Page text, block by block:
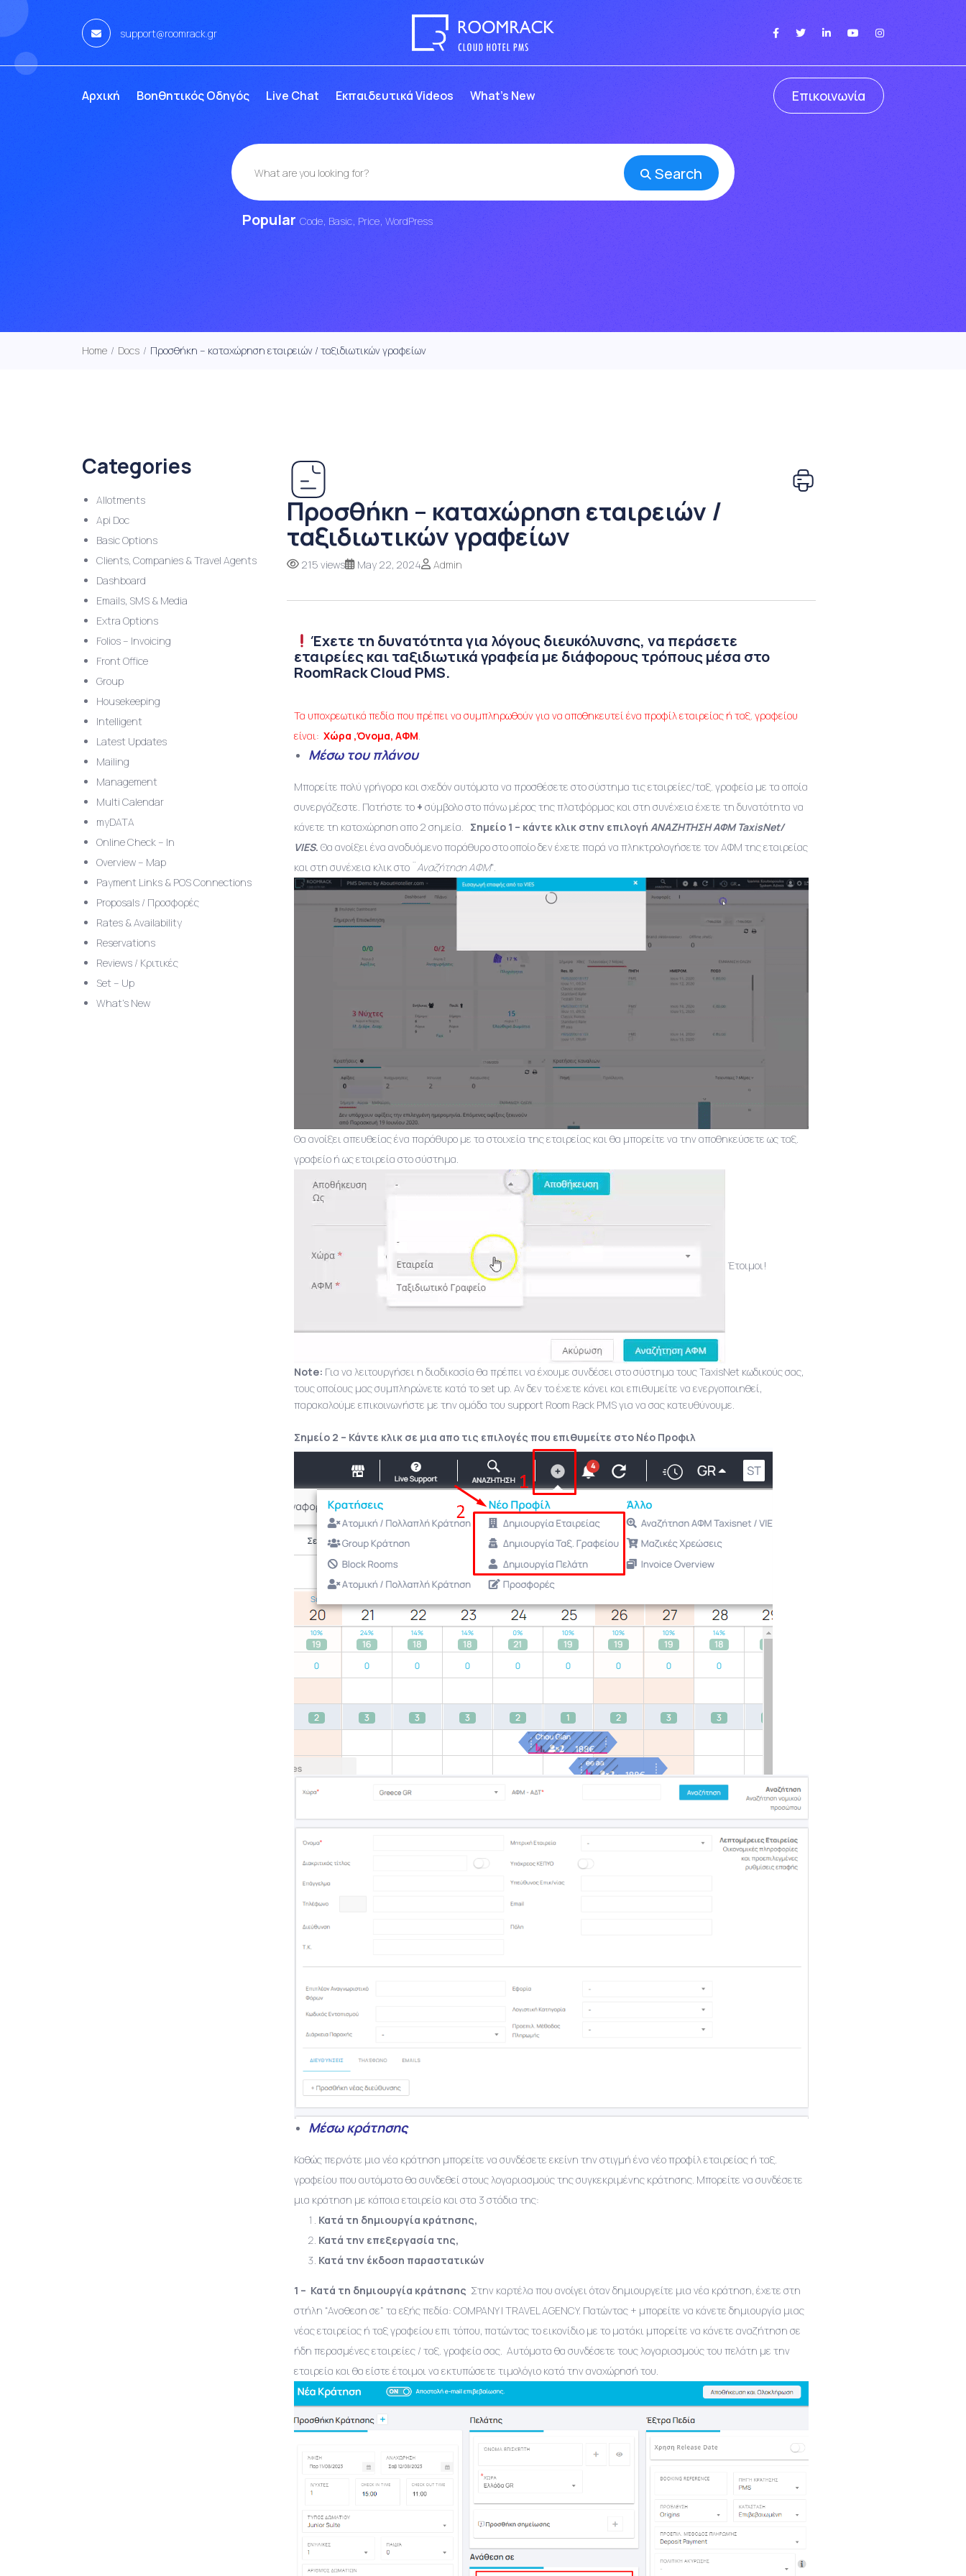
support@roomrack.gr
Αρχική Βοηθητικός Οδηγός Live Chat Eκπαιδευτικά Videos What’s New Επικοινωνία
Search
Popular Code Basic Price WordPress
Home / Docs / Προσθήκη – καταχώρηση εταιρειών / ταξιδιωτικών γραφείων
Categories
Allotments
Api Doc
Basic Options
Clients, Companies & Travel Agents
Dashboard
Emails, SMS & Media
Extra Options
Folios – Invoicing
Front Office
Group
Housekeeping
Intelligent
Latest Updates
Mailing
Management
Multi Calendar
myDATA
Online Check – In
Overview – Map
Payment Links & POS Connections
Proposals / Προσφορές
Rates & Availability
Reservations
Reviews / Κριτικές
Set – Up
What’s New
Προσθήκη – καταχώρηση εταιρειών /
ταξιδιωτικών γραφείων
215 views May 22, 2024 Admin
Έχετε τη δυνατότητα για λόγους διευκόλυνσης, να περάσετε
εταιρείες και ταξιδιωτικά γραφεία με διάφορους τρόπους μέσα στο
RoomRack Cloud PMS.
Τα υποχρεωτικά πεδία που πρέπει να συμπληρωθούν για να αποθηκευτεί ένα προφίλ εταιρείας ή ταξ. γραφείου
είναι: Χώρα ,Όνομα, ΑΦΜ.
Μέσω του πλάνου
Μπορείτε πολύ γρήγορα και σχεδόν αυτόματα να προσθέσετε στο σύστημα τις εταιρείες/ταξ. γραφεία με τα οποία
συνεργάζεστε. Πατήστε το + σύμβολο στο πάνω μέρος της πλατφόρμας και στη συνέχεια έχετε τη δυνατότητα να
κάνετε τη καταχώρηση απο 2 σημεία. Σημείο 1 – κάντε κλικ στην επιλογή ΑΝΑΖΗΤΗΣΗ ΑΦΜ TaxisNet/
VIES. Θα ανοίξει ένα αναδυόμενο παράθυρο στο οποίο δεν έχετε παρά να πληκτρολογήσετε τον ΑΦΜ της εταιρείας
και στη συνέχεια κλικ στο ¨Αναζήτηση ΑΦΜ“.
Θα ανοίξει απευθείας ένα παράθυρο με τα στοιχεία της εταιρείας και θα μπορείτε να την αποθηκεύσετε ως ταξ.
γραφείο ή ως εταιρεία στο σύστημα.
Έτοιμοι!
Note: Για να λειτουργήσει η διαδικασία θα πρέπει να έχουμε συνδέσει στο σύστημα τους TaxisNet κωδικούς σας,
τους οποίους μας συμπληρώνετε κατά το set up. Αν δεν το έχετε κάνει και επιθυμείτε να ενεργοποιηθεί,
παρακαλούμε επικοινωνήστε με την ομάδα του support Room Rack PMS για να σας κατευθύνουμε.
Σημείο 2 – Κάντε κλικ σε μια απο τις επιλογές που επιθυμείτε στο Νέο Προφιλ
Μέσω κράτησης
Καθώς περνάτε μια νέα κράτηση μπορείτε να συνδέσετε εκείνη την στιγμή ένα νέο προφίλ εταιρείας ή ταξ.
γραφείου που αυτόματα θα συνδεθεί στους λογαριασμούς της συγκεκριμένης κράτησης. Μπορείτε να συνδέσετε
μια κράτηση με κάποια εταιρεία και στα 3 στάδια της:
Κατά τη δημιουργία κράτησης,
Κατά την επεξεργασία της,
Κατά την έκδοση παραστατικών
1 – Κατά τη δημιουργία κράτησης Στην καρτέλα που ανοίγει όταν δημιουργείτε μια νέα κράτηση, έχετε στη
στήλη “Αναθεση σε” τα εξής πεδία: COMPANY | TRAVEL AGENCY. Πατώντας + μπορείτε να κάνετε δημιουργία μιας
νέας εταιρείας ή ταξ γραφείου επι τόπου, πατώντας το εικονίδιο με το ματάκι μπορείτε να κάνετε αναζήτηση σε
ήδη περασμένες εταιρείες / ταξ. γραφεία σας. Αυτόματα θα συνδέσετε τους λογαριασμούς του πελάτη με την
εταιρεία και θα είστε έτοιμοι να εκτυπώσετε τιμολόγιο κατά την αναχώρησή του.